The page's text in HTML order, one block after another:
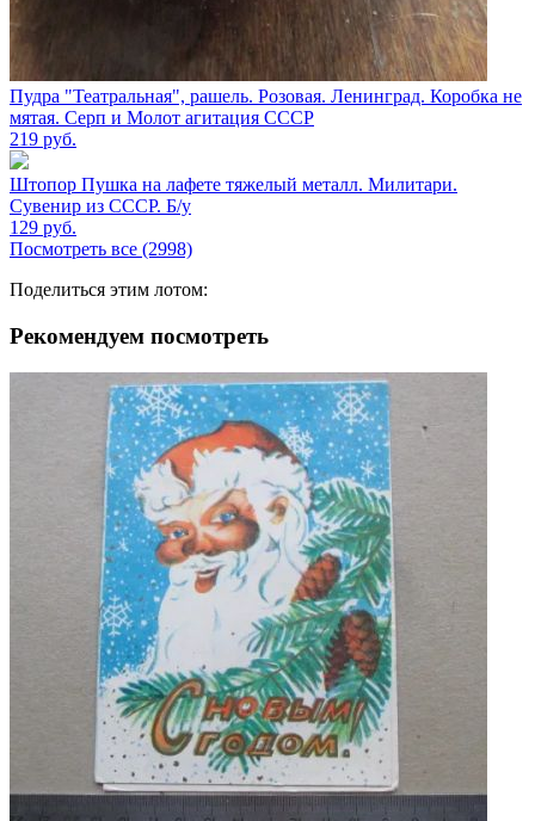
Пудра "Театральная", рашель. Розовая. Ленинград. Коробка не
мятая. Серп и Молот агитация СССР
219 руб.
Штопор Пушка на лафете тяжелый металл. Милитари.
Сувенир из СССР. Б/у
129 руб.
Посмотреть все (2998)
Поделиться этим лотом:
Рекомендуем посмотреть